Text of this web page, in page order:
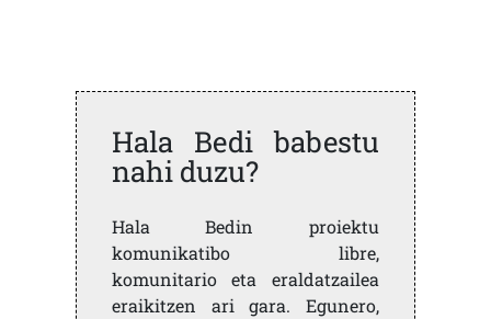
Hala Bedi babestu
nahi duzu?
Hala Bedin proiektu
komunikatibo libre,
komunitario eta eraldatzailea
eraikitzen ari gara. Egunero,